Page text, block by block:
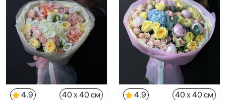
4.9
40 x 40 см
4.9
40 x 40 см